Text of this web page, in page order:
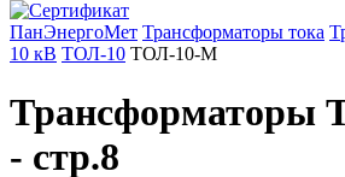
ПанЭнергоМет Трансформаторы тока
10 кВ ТОЛ-10 ТОЛ-10-М
Трансформаторы
- стр.8